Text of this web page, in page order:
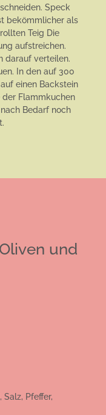
Speck
bekömmlicher als
Teig Die
aufstreichen.
darauf verteilen.
In den auf 300
einen Backstein
der Flammkuchen
Bedarf noch
und
Salz, Pfeffer,